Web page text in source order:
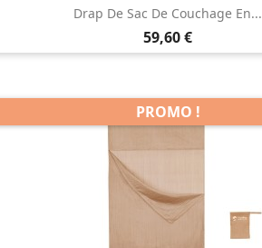
Drap De Sac De Couchage En...
Prix
59,60 €
 Aperçu rapide
PROMO !